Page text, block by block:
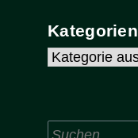
Kategorien
Kategorien
Suchen